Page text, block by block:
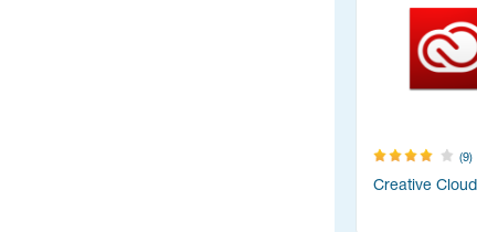
(9)
Creative Cloud